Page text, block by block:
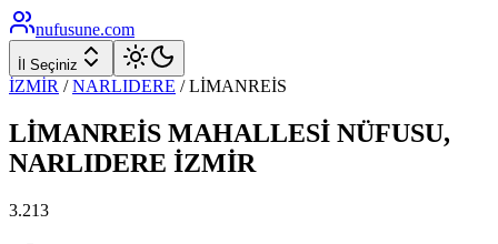
nufusune.com
İl Seçiniz
İZMİR / NARLIDERE /LİMANREİS
LİMANREİS MAHALLESİ NÜFUSU,
NARLIDERE İZMİR
3.213